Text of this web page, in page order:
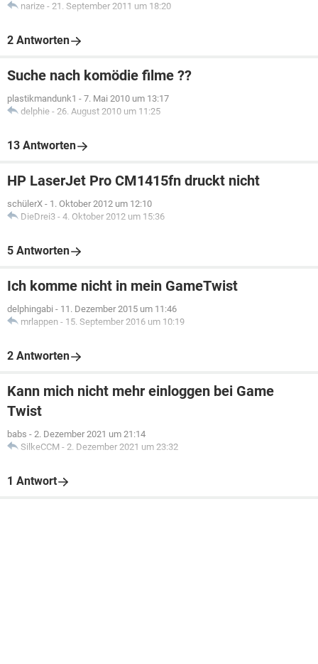
narize - 21. September 2011 um 18:20
2 Antworten
Suche nach komödie filme ??
plastikmandunk1 - 7. Mai 2010 um 13:17
delphie - 26. August 2010 um 11:25
13 Antworten
HP LaserJet Pro CM1415fn druckt nicht
schülerX - 1. Oktober 2012 um 12:10
DieDrei3 - 4. Oktober 2012 um 15:36
5 Antworten
Ich komme nicht in mein GameTwist
delphingabi - 11. Dezember 2015 um 11:46
mrlappen - 15. September 2016 um 10:19
2 Antworten
Kann mich nicht mehr einloggen bei Game
Twist
babs - 2. Dezember 2021 um 21:14
SilkeCCM - 2. Dezember 2021 um 23:32
1 Antwort